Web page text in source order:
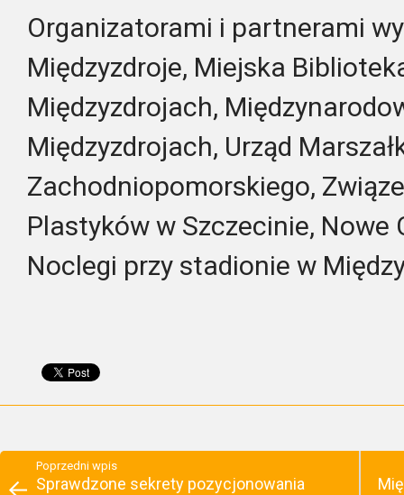
Organizatorami i partnerami
Międzyzdroje, Miejska
Międzyzdrojach,
Międzyzdrojach, Urząd
Zachodniopomorskiego,
Plastyków w Szczecinie, Nowe
Noclegi przy stadionie w
Poprzedni wpis
Sprawdzone sekrety pozycjonowania